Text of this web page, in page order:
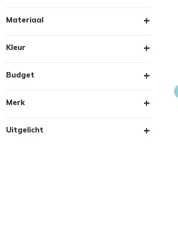
Materiaal
Kleur
Budget
Merk
Uitgelicht